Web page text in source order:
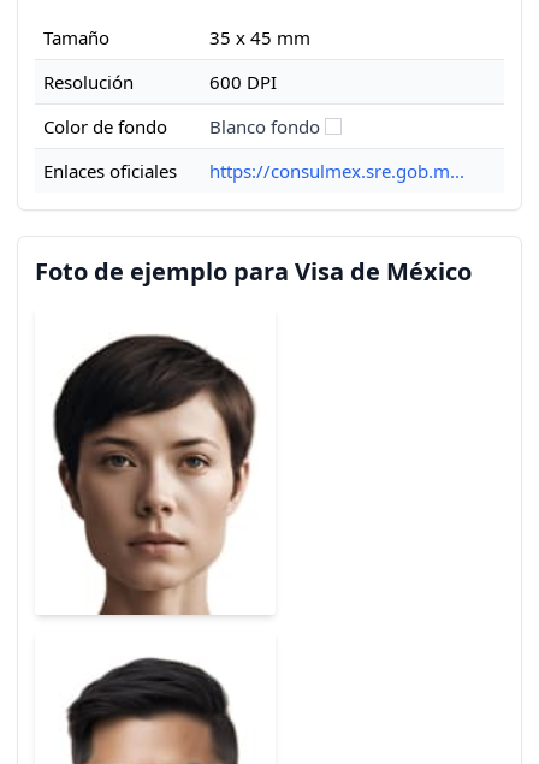
Tamaño
35 x 45 mm
Resolución
600 DPI
Color de fondo
Blanco fondo
Enlaces oficiales
https://consulmex.sre.gob.m...
Foto de ejemplo para Visa de México